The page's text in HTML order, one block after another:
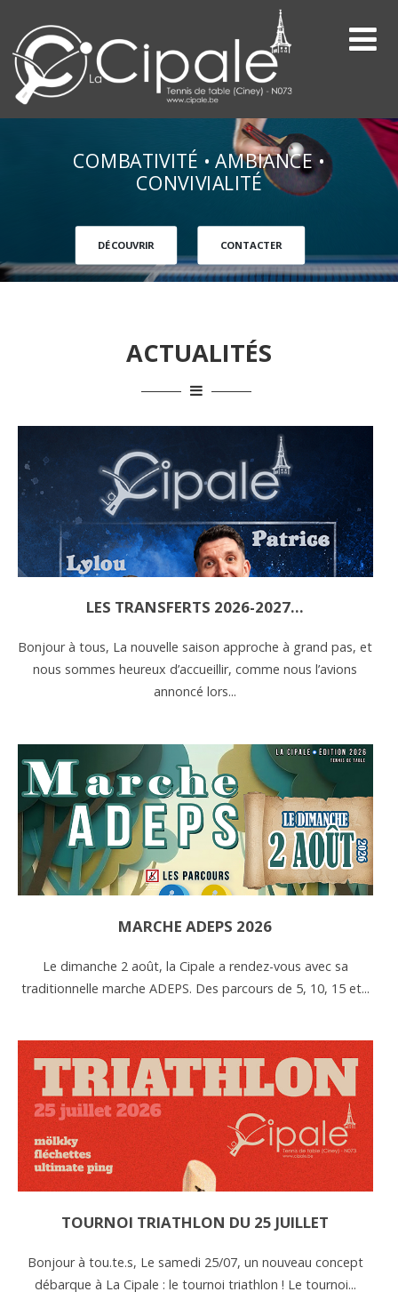
COMBATIVITÉ • AMBIANCE •
CONVIVIALITÉ
DÉCOUVRIR CONTACTER
ACTUALITÉS
LES TRANSFERTS 2026-2027…
Bonjour à tous, La nouvelle saison approche à grand pas, et
nous sommes heureux d’accueillir, comme nous l’avions
annoncé lors...
MARCHE ADEPS 2026
Le dimanche 2 août, la Cipale a rendez-vous avec sa
traditionnelle marche ADEPS. Des parcours de 5, 10, 15 et...
TOURNOI TRIATHLON DU 25 JUILLET
Bonjour à tou.te.s, Le samedi 25/07, un nouveau concept
débarque à La Cipale : le tournoi triathlon ! Le tournoi...